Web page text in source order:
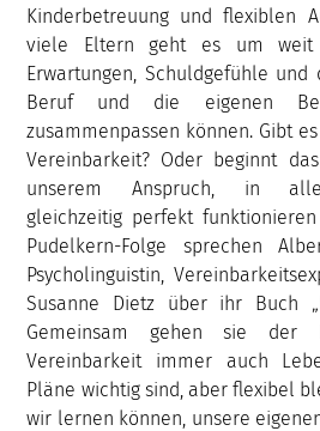
Kinderbetreuung und flexiblen
viele Eltern geht es um weit
Erwartungen, Schuldgefühle und
Beruf und die eigenen
zusammenpassen können. Gibt
Vereinbarkeit? Oder beginnt
unserem Anspruch, in
gleichzeitig perfekt
Pudelkern-Folge sprechen
Psycholinguistin,
Susanne Dietz über ihr Buch
Gemeinsam gehen sie der
Vereinbarkeit immer auch
Pläne wichtig sind, aber flexibel
wir lernen können, unsere